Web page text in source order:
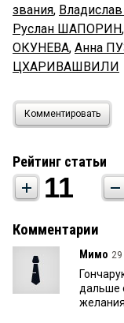
звания,
Руслан ШАПОРИН,
ОКУНЕВА, Анна
ЦХАРИВАШВИЛИ
Комментировать
Рейтинг статьи
11
Комментарии
Мимо
дальше
желания